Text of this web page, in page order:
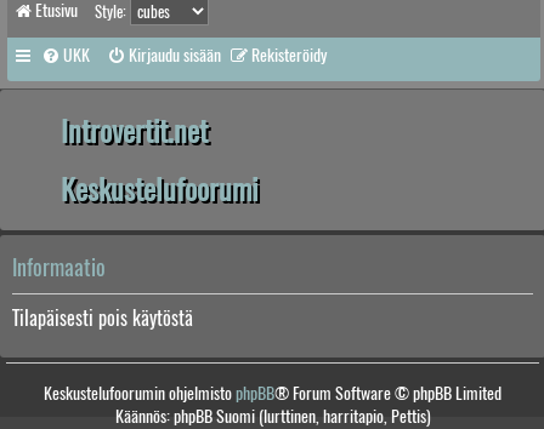
Etusivu Style:
UKK Kirjaudu sisään Rekisteröidy
Introvertit.net
Keskustelufoorumi
Informaatio
Tilapäisesti pois käytöstä
Keskustelufoorumin ohjelmistophpBB® Forum Software © phpBB Limited
Käännös: phpBB Suomi (lurttinen, harritapio, Pettis)